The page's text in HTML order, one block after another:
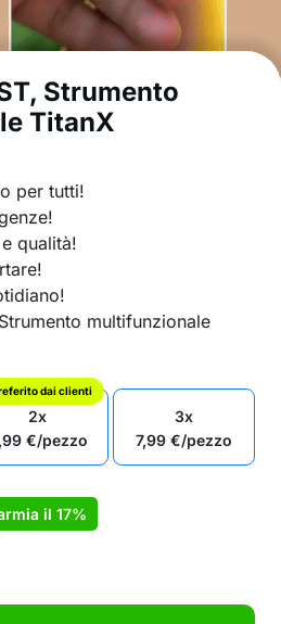
Strumento
TitanX
per tutti!
qualità!
multifunzionale
dai clienti
2x
€/pezzo
3x
7,99€/pezzo
il 17%